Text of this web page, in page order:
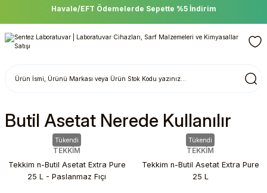
Havale/EFT Ödemelerde Sepette %5 İndirim
Butil Asetat Nerede Kullanılır
Tükendi
TEKKİM
Tekkim n-Butil Asetat Extra Pure
25 L - Paslanmaz Fıçı
Tükendi
TEKKİM
Tekkim n-Butil Asetat Extra Pure
25 L